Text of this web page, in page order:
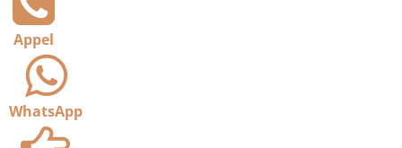
Appel
WhatsApp